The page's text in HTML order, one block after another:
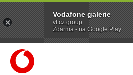
Vodafone galerie
vf.cz.group
Zdarma - na Google Play